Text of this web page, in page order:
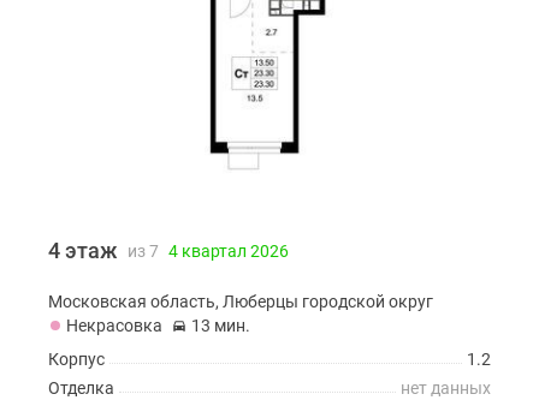
4 этаж из 7 4 квартал 2026
Московская область, Люберцы городской округ
Некрасовка
13 мин.
1.2
Корпус
нет данных
Отделка